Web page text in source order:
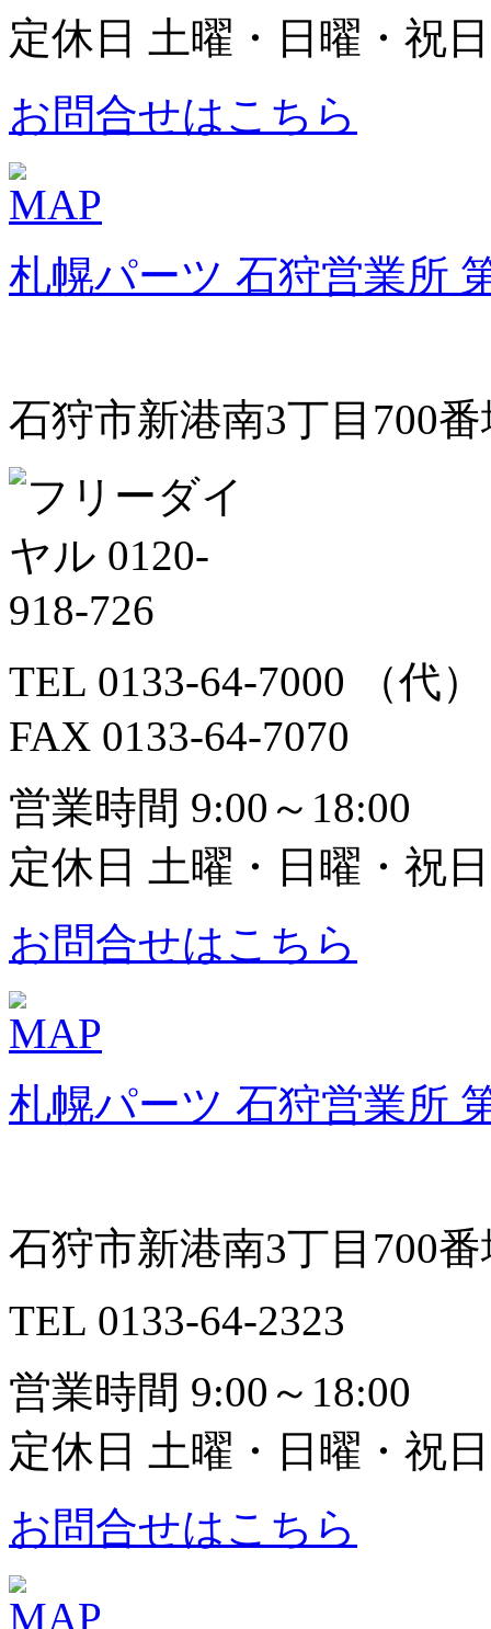
定休日 土曜・日曜・祝日
お問合せはこちら
札幌パーツ 石狩営業所
石狩市新港南3丁目700番
TEL 0133-64-7000 （代）
FAX 0133-64-7070
営業時間 9:00～18:00
定休日 土曜・日曜・祝日
お問合せはこちら
札幌パーツ 石狩営業所
石狩市新港南3丁目700番
TEL 0133-64-2323
営業時間 9:00～18:00
定休日 土曜・日曜・祝日
お問合せはこちら